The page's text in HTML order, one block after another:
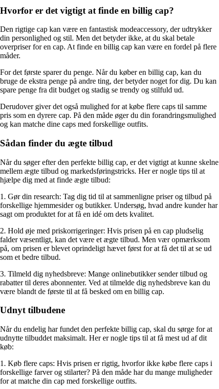
Hvorfor er det vigtigt at finde en billig cap?
Den rigtige cap kan være en fantastisk modeaccessory, der udtrykker
din personlighed og stil. Men det betyder ikke, at du skal betale
overpriser for en cap. At finde en billig cap kan være en fordel på flere
måder.
For det første sparer du penge. Når du køber en billig cap, kan du
bruge de ekstra penge på andre ting, der betyder noget for dig. Du kan
spare penge fra dit budget og stadig se trendy og stilfuld ud.
Derudover giver det også mulighed for at købe flere caps til samme
pris som en dyrere cap. På den måde øger du din forandringsmulighed
og kan matche dine caps med forskellige outfits.
Sådan finder du ægte tilbud
Når du søger efter den perfekte billig cap, er det vigtigt at kunne skelne
mellem ægte tilbud og markedsføringstricks. Her er nogle tips til at
hjælpe dig med at finde ægte tilbud:
1. Gør din research: Tag dig tid til at sammenligne priser og tilbud på
forskellige hjemmesider og butikker. Undersøg, hvad andre kunder har
sagt om produktet for at få en idé om dets kvalitet.
2. Hold øje med priskorrigeringer: Hvis prisen på en cap pludselig
falder væsentligt, kan det være et ægte tilbud. Men vær opmærksom
på, om prisen er blevet oprindeligt hævet først for at få det til at se ud
som et bedre tilbud.
3. Tilmeld dig nyhedsbreve: Mange onlinebutikker sender tilbud og
rabatter til deres abonnenter. Ved at tilmelde dig nyhedsbreve kan du
være blandt de første til at få besked om en billig cap.
Udnyt tilbudene
Når du endelig har fundet den perfekte billig cap, skal du sørge for at
udnytte tilbuddet maksimalt. Her er nogle tips til at få mest ud af dit
køb:
1. Køb flere caps: Hvis prisen er rigtig, hvorfor ikke købe flere caps i
forskellige farver og stilarter? På den måde har du mange muligheder
for at matche din cap med forskellige outfits.